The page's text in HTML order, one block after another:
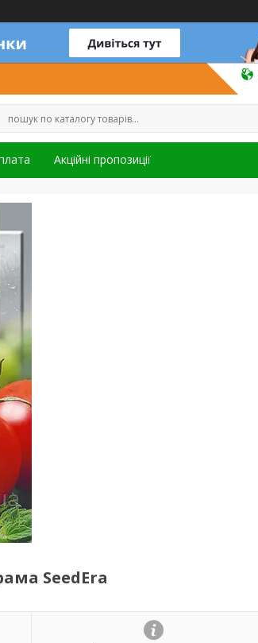
Акційні пропозиції
SeedEra